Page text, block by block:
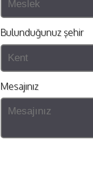
Bulunduğunuz şehir
Mesajınız